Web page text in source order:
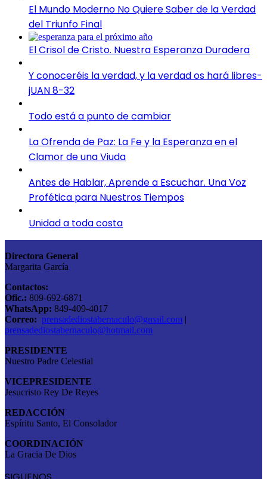
El Mundo Moderno No Quiere Saber de la Verdad
del Triunfo Final
El Crisol de Cristo. Nuestra Esperanza Duradera
Y conoceréis la verdad, y la verdad os hará libres-
jUAN 8-32
Todo está a punto de cambiar
La Ofrenda de Paz: La Fe y la Esperanza en el
Clamor de una Viuda
Antes de Hablar, Aprende a Escuchar. Una Voz
Profética para Nuestros Tiempos
Unidad a toda costa
Directora General
Margarita García
Contactos:
Ofic.: 809-692-6871
WhatsApp: 849-409-4017
Correo: prensadediostabernaculo@gmail.com |
prensadediostabernaculo@hotmail.com
PRESIDENTE
Nuestro Padre Celestial
VICEPRESIDENTE
Jesucristo Rey De Reyes
REDACCIÓN
Espíritu Santo, El Consolador
COORDINACIÓN
La Gracia De Dios